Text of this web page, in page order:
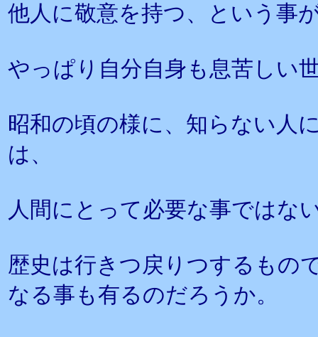
他人に敬意を持つ、という事
やっぱり自分自身も息苦しい
昭和の頃の様に、知らない人
は、
人間にとって必要な事ではな
歴史は行きつ戻りつするもの
なる事も有るのだろうか。